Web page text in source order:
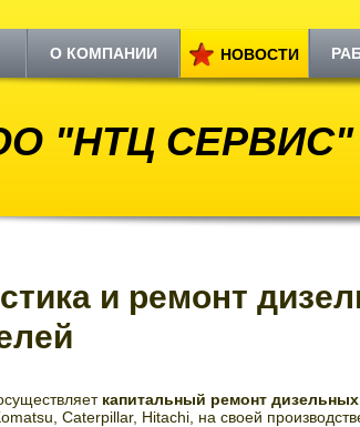
О КОМПАНИИ НОВОСТИ
"НТЦ СЕРВИС"
и ремонт
капитальный ремонт дизельных
Caterpillar, Hitachi, на своей